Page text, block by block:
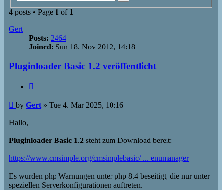
4 posts • Page 1 of 1
Gert
Posts: 2464
Joined: Sun 18. Nov 2012, 14:18
Pluginloader Basic 1.2 veröffentlicht
Post
by Gert » Tue 4. Mar 2025, 10:16
Hallo,
Pluginloader Basic 1.2 steht zum Download bereit:
https://www.cmsimple.org/cmsimplebasic/ ... enumanager
Es wurden php Warnungen unter php 8.4 beseitigt, die nur unter
speziellen Serverkonfigurationen auftreten.